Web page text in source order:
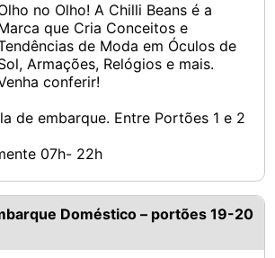
no Olho! A Chilli Beans é a
que Cria Conceitos e
de Moda em Óculos de
Armações, Relógios e mais.
conferir!
de embarque. Entre Portões 1 e 2
07h- 22h
Doméstico – portões 19-20